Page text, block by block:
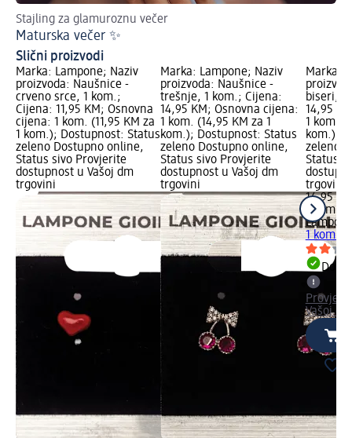
Stajling za glamuroznu večer
Maturska večer ✨
Slični proizvodi
Marka: Lampone; Naziv
proizvoda: Naušnice -
crveno srce, 1 kom.;
Cijena: 11,95 KM; Osnovna
cijena: 1 kom. (11,95 KM za
1 kom.); Dostupnost: Status
zeleno Dostupno online,
Status sivo Provjerite
dostupnost u Vašoj dm
trgovini
Marka: Lampone; Naziv
proizvoda: Naušnice -
trešnje, 1 kom.; Cijena:
14,95 KM; Osnovna cijena:
1 kom. (14,95 KM za 1
kom.); Dostupnost: Status
zeleno Dostupno online,
Status sivo Provjerite
dostupnost u Vašoj dm
trgovini
Marka:
biseri, 1
14,95
1 kom.
kom.);
zeleno
Status
trgovini
14,95 KM
1 kom.
1 kom.
Vašoj